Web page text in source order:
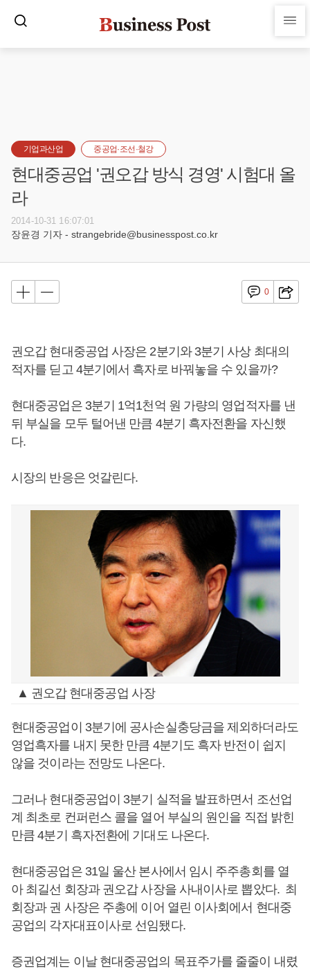
기업과산업 중공업·조선·철강
현대중공업 '권오갑 방식 경영' 시험대 올
라
2014-10-31 16:07:01
장윤경 기자 - strangebride@businesspost.co.kr
0
권오갑 현대중공업 사장은 2분기와 3분기 사상 최대의
적자를 딛고 4분기에서 흑자로 바꿔놓을 수 있을까?
현대중공업은 3분기 1억1천억 원 가량의 영업적자를 낸
뒤 부실을 모두 털어낸 만큼 4분기 흑자전환을 자신했
다.
시장의 반응은 엇갈린다.
▲ 권오갑 현대중공업 사장
현대중공업이 3분기에 공사손실충당금을 제외하더라도
영업흑자를 내지 못한 만큼 4분기도 흑자 반전이 쉽지
않을 것이라는 전망도 나온다.
그러나 현대중공업이 3분기 실적을 발표하면서 조선업
계 최초로 컨퍼런스 콜을 열어 부실의 원인을 직접 밝힌
만큼 4분기 흑자전환에 기대도 나온다.
현대중공업은 31일 울산 본사에서 임시 주주총회를 열
아 최길선 회장과 권오갑 사장을 사내이사로 뽑았다. 최
회장과 권 사장은 주총에 이어 열린 이사회에서 현대중
공업의 각자대표이사로 선임됐다.
증권업계는 이날 현대중공업의 목표주가를 줄줄이 내렸